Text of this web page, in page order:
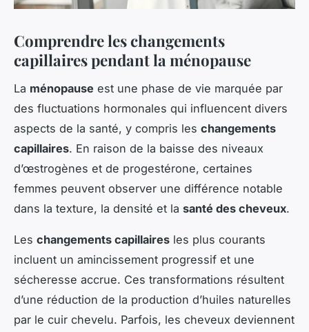
Comprendre les changements
capillaires pendant la ménopause
La ménopause est une phase de vie marquée par
des fluctuations hormonales qui influencent divers
aspects de la santé, y compris les changements
capillaires. En raison de la baisse des niveaux
d’œstrogènes et de progestérone, certaines
femmes peuvent observer une différence notable
dans la texture, la densité et la santé des cheveux.
Les changements capillaires les plus courants
incluent un amincissement progressif et une
sécheresse accrue. Ces transformations résultent
d’une réduction de la production d’huiles naturelles
par le cuir chevelu. Parfois, les cheveux deviennent